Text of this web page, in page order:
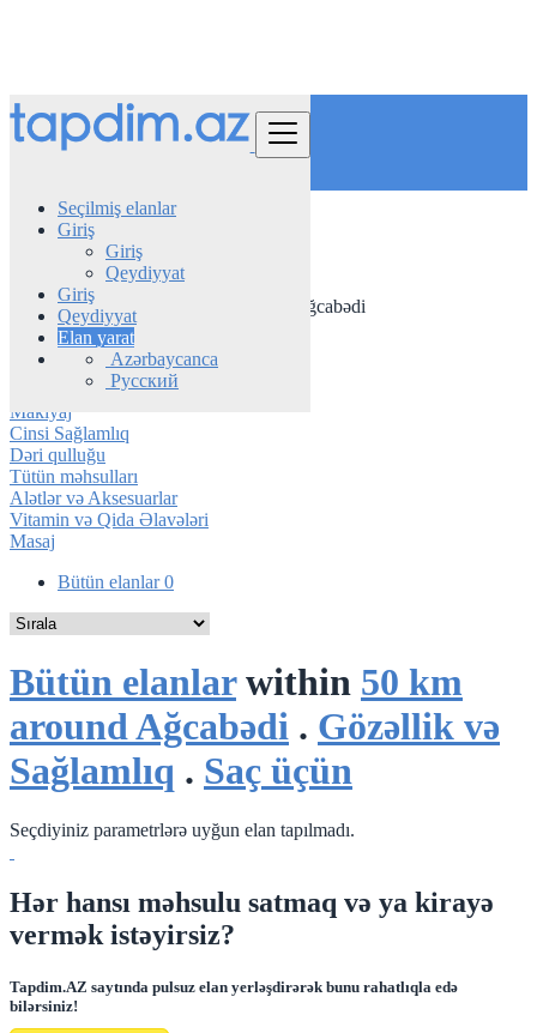
Seçilmiş elanlar
Giriş
Giriş
Qeydiyyat
Giriş
Qeydiyyat
Elan yarat
Azərbaycanca
Русский
Azerbaijan
Gözəllik və Sağlamlıq
Saç üçün
Bütün elanlar in 50 km around Ağcabədi
Hamam ləvazimatları
Ətir
Makiyaj
Cinsi Sağlamlıq
Dəri qulluğu
Tütün məhsulları
Alətlər və Aksesuarlar
Vitamin və Qida Əlavələri
Masaj
Bütün elanlar0
Bütün elanlarwithin 50 km
around Ağcabədi . Gözəllik və
Sağlamlıq . Saç üçün
Seçdiyiniz parametrlərə uyğun elan tapılmadı.
Hər hansı məhsulu satmaq və ya kirayə
vermək istəyirsiz?
Tapdim.AZ saytında pulsuz elan yerləşdirərək bunu rahatlıqla edə
bilərsiniz!